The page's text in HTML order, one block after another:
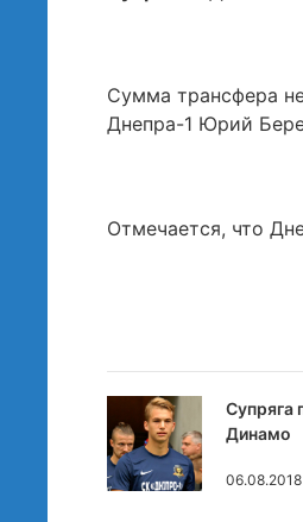
Сумма трансфера
Днепра-1 Юрий
Отмечается, что
Супряга
Динамо